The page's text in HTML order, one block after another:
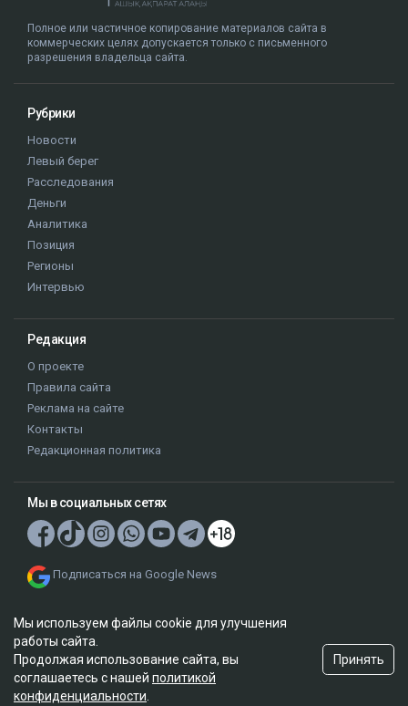
Полное или частичное копирование материалов сайта в
коммерческих целях допускается только с письменного
разрешения владельца сайта.
Рубрики
Новости
Левый берег
Расследования
Деньги
Аналитика
Позиция
Регионы
Интервью
Редакция
О проекте
Правила сайта
Реклама на сайте
Контакты
Редакционная политика
Мы в социальных сетях
Подписаться на Google News
© 2026. ТОО "Ulys Media Group". Все права защищены.
Мы используем файлы cookie для улучшения
работы сайта.
Продолжая использование сайта, вы
соглашаетесь с нашей политикой
конфиденциальности
Принять